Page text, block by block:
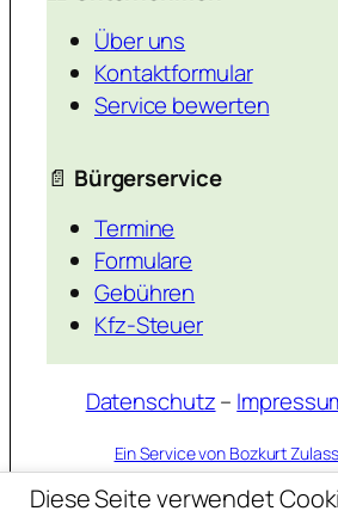
Über uns
Kontaktformular
Service bewerten
📄 Bürgerservice
Termine
Formulare
Gebühren
Kfz-Steuer
Datenschutz–
Ein Service von Bozkurt
Diese Seite verwendet